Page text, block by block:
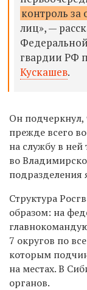
контроль
лиц», —
гвардии РФ
Кускашев.
Он подчеркнул,
прежде всего
на службу в
во
подразделения
Структура
образом: на
7 округов по
которым
на местах. В
органов.